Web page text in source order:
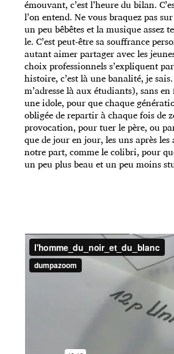
émouvant, c’est l’heure du bilan.
l’on entend. Ne vous braquez pas
un peu bêbêtes et la musique assez
le. C’est peut-être sa souffrance
autant aimer partager avec les
choix professionnels s’expliquent
histoire, c’est là une banalité, je
m’adresse là aux étudiants), sans
une idole, pour que chaque
obligée de repartir à chaque fois de
provocation, pour tuer le père, ou
que de jour en jour, les uns après
notre part, comme le colibri, pour
un peu plus beau et un peu moins